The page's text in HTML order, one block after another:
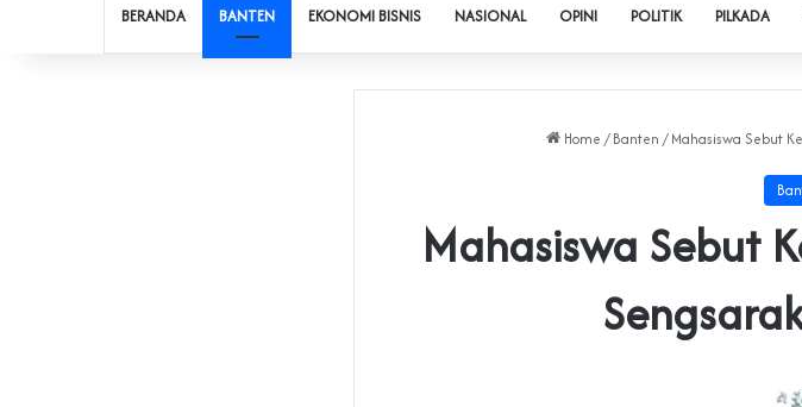
BERANDA BANTEN EKONOMI BISNIS NASIONAL OPINI POLITIK PILKADA
Home / Banten / ‎Mahasiswa Sebut
‎Mahasiswa Sebut